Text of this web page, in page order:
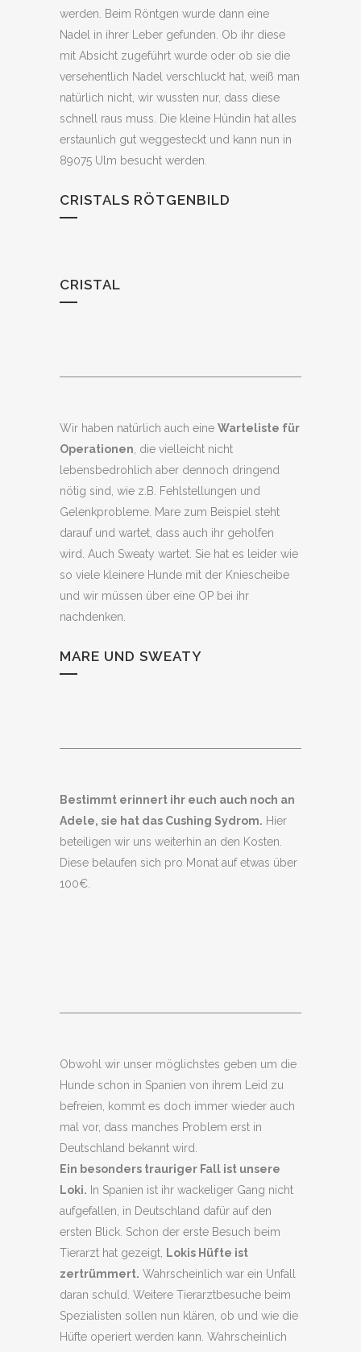
werden. Beim Röntgen wurde dann eine
Nadel in ihrer Leber gefunden. Ob ihr diese
mit Absicht zugeführt wurde oder ob sie die
versehentlich Nadel verschluckt hat, weiß man
natürlich nicht, wir wussten nur, dass diese
schnell raus muss. Die kleine Hündin hat alles
erstaunlich gut weggesteckt und kann nun in
89075 Ulm besucht werden.
CRISTALS RÖTGENBILD
CRISTAL
Wir haben natürlich auch eine Warteliste für
Operationen , die vielleicht nicht
lebensbedrohlich aber dennoch dringend
nötig sind, wie z.B. Fehlstellungen und
Gelenkprobleme. Mare zum Beispiel steht
darauf und wartet, dass auch ihr geholfen
wird. Auch Sweaty wartet. Sie hat es leider wie
so viele kleinere Hunde mit der Kniescheibe
und wir müssen über eine OP bei ihr
nachdenken.
MARE UND SWEATY
Bestimmt erinnert ihr euch auch noch an
Adele, sie hat das Cushing Sydrom. Hier
beteiligen wir uns weiterhin an den Kosten.
Diese belaufen sich pro Monat auf etwas über
100€.
Obwohl wir unser möglichstes geben um die
Hunde schon in Spanien von ihrem Leid zu
befreien, kommt es doch immer wieder auch
mal vor, dass manches Problem erst in
Deutschland bekannt wird.
Ein besonders trauriger Fall ist unsere
Loki. In Spanien ist ihr wackeliger Gang nicht
aufgefallen, in Deutschland dafür auf den
ersten Blick. Schon der erste Besuch beim
Tierarzt hat gezeigt,
Lokis Hüfte ist
zertrümmert. Wahrscheinlich war ein Unfall
daran schuld. Weitere Tierarztbesuche beim
Spezialisten sollen nun klären, ob und wie die
Hüfte operiert werden kann. Wahrscheinlich